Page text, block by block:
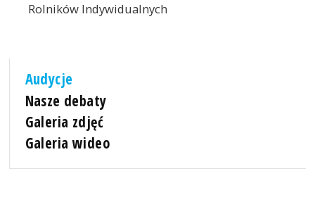
Rolników Indywidualnych
Audycje
Nasze debaty
Galeria zdjęć
Galeria wideo